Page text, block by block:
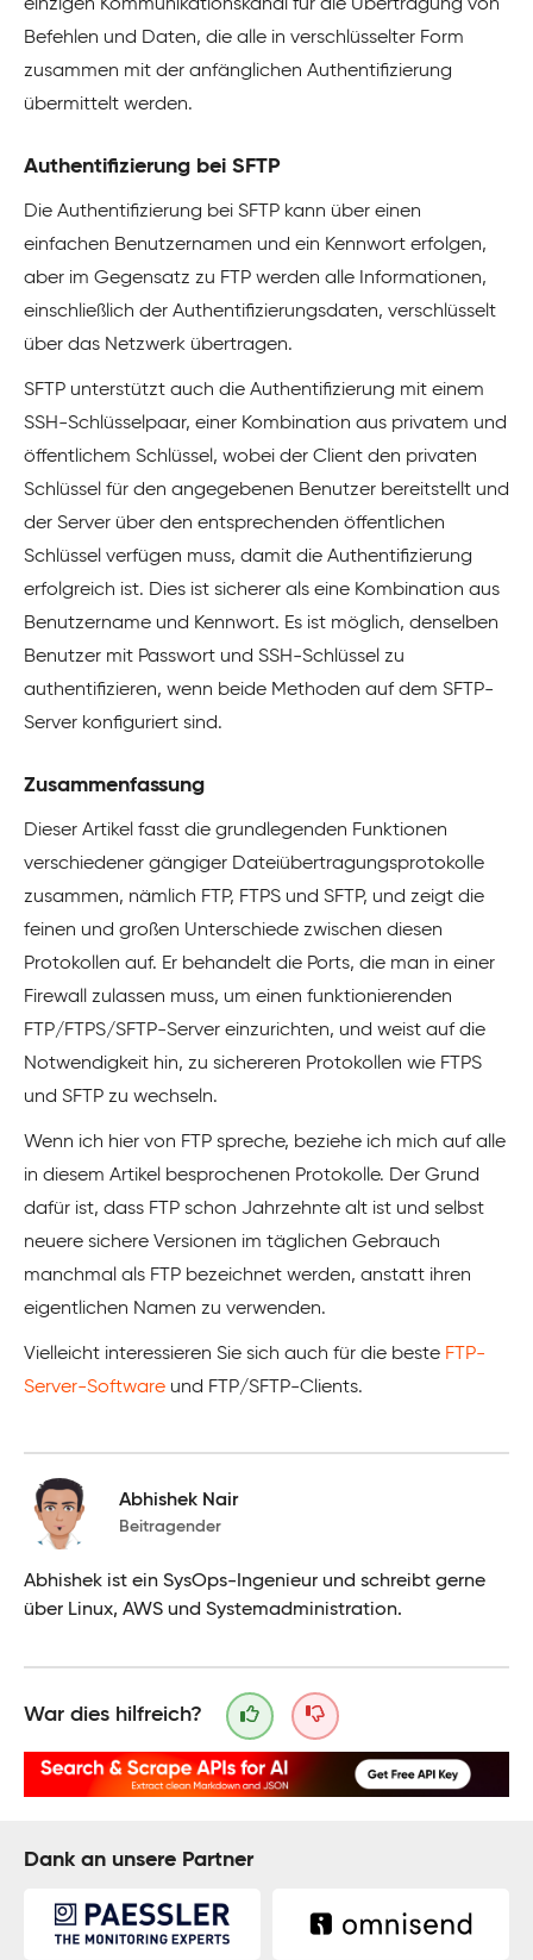
einzigen Kommunikationskanal für die Übertragung von
Befehlen und Daten, die alle in verschlüsselter Form
zusammen mit der anfänglichen Authentifizierung
übermittelt werden.
Authentifizierung bei SFTP
Die Authentifizierung bei SFTP kann über einen
einfachen Benutzernamen und ein Kennwort erfolgen,
aber im Gegensatz zu FTP werden alle Informationen,
einschließlich der Authentifizierungsdaten, verschlüsselt
über das Netzwerk übertragen.
SFTP unterstützt auch die Authentifizierung mit einem
SSH-Schlüsselpaar, einer Kombination aus privatem und
öffentlichem Schlüssel, wobei der Client den privaten
Schlüssel für den angegebenen Benutzer bereitstellt und
der Server über den entsprechenden öffentlichen
Schlüssel verfügen muss, damit die Authentifizierung
erfolgreich ist. Dies ist sicherer als eine Kombination aus
Benutzername und Kennwort. Es ist möglich, denselben
Benutzer mit Passwort und SSH-Schlüssel zu
authentifizieren, wenn beide Methoden auf dem SFTP-
Server konfiguriert sind.
Zusammenfassung
Dieser Artikel fasst die grundlegenden Funktionen
verschiedener gängiger Dateiübertragungsprotokolle
zusammen, nämlich FTP, FTPS und SFTP, und zeigt die
feinen und großen Unterschiede zwischen diesen
Protokollen auf. Er behandelt die Ports, die man in einer
Firewall zulassen muss, um einen funktionierenden
FTP/FTPS/SFTP-Server einzurichten, und weist auf die
Notwendigkeit hin, zu sichereren Protokollen wie FTPS
und SFTP zu wechseln.
Wenn ich hier von FTP spreche, beziehe ich mich auf alle
in diesem Artikel besprochenen Protokolle. Der Grund
dafür ist, dass FTP schon Jahrzehnte alt ist und selbst
neuere sichere Versionen im täglichen Gebrauch
manchmal als FTP bezeichnet werden, anstatt ihren
eigentlichen Namen zu verwenden.
Vielleicht interessieren Sie sich auch für die beste FTP-
Server-Software und FTP/SFTP-Clients.
Abhishek Nair
Beitragender
Abhishek ist ein SysOps-Ingenieur und schreibt gerne
über Linux, AWS und Systemadministration.
War dies hilfreich?
Dank an unsere Partner